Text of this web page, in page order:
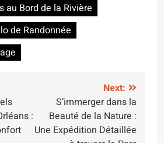
au Bord de la Rivière
de Randonnée
:
Next:
S’immerger dans la
Beauté de la Nature :
Une Expédition Détaillée